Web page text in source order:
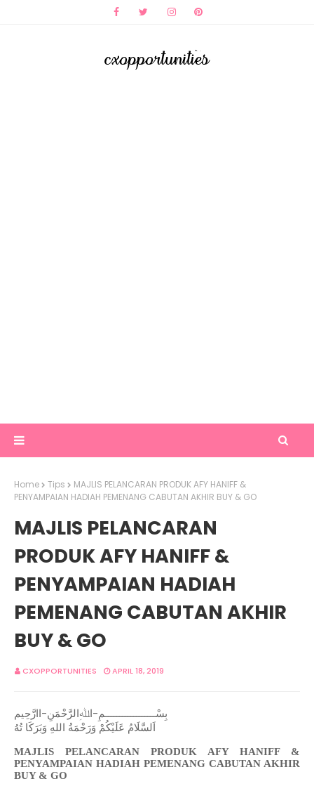
Home Tips
MAJLIS PELANCARAN PRODUK AFY HANIFF &
PENYAMPAIAN HADIAH PEMENANG CABUTAN AKHIR BUY & GO
MAJLIS PELANCARAN
PRODUK AFY HANIFF &
PENYAMPAIAN HADIAH
PEMENANG CABUTAN AKHIR
BUY & GO
CXOPPORTUNITIES APRIL 18, 2019
بِسْــــــــــــــــــمِ-اﷲِالرَّحْمَنِ-اارَّحِيم
اَلسَّلَامُ عَلَيْكُمْ وَرَحْمَةُ اللهِ وَبَرَكَا تُهُ
MAJLIS PELANCARAN PRODUK AFY HANIFF&
PENYAMPAIAN HADIAH PEMENANG CABUTAN AKHIR
BUY & GO